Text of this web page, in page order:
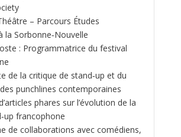
– Parcours Études
la Sorbonne‑Nouvelle
: Programmatrice du festival
de la critique de stand‑up et du
punchlines contemporaines
phares sur l’évolution de la
francophone
de collaborations avec comédiens,